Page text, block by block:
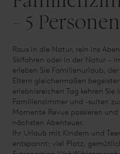
- 5 Personen
Raus in die Natur, rein ins
Skifahren oder in der Natur –
erleben Sie Familienurlaub,
Eltern gleichermaßen
erlebnisreichen Tag kehren Sie
Familienzimmer und -suiten
Momente Revue passieren
nächsten Abenteuer.
Ihr Urlaub mit Kindern und
entspannt: viel Platz,